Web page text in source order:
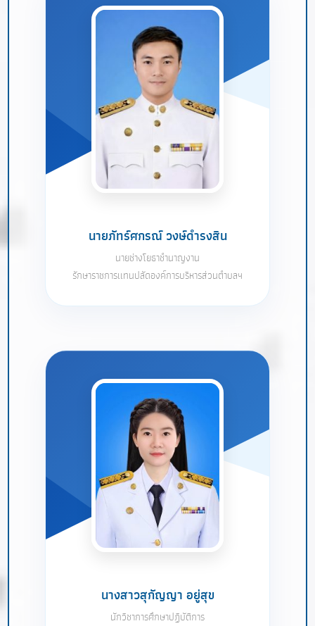
นายภัทร์ศกรณ์ วงษ์ดำรงสิน
นายช่างโยธาชำนาญงาน
รักษาราชการเเทนปลัดองค์การบริหารส่วนตำบลฯ
นางสาวสุกัญญา อยู่สุข
นักวิชาการศึกษาปฏิบัติการ